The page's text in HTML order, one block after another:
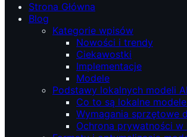
ŁowcyAI – Lokalne modele AI,
ŁowcyAI – Lokalne modele AI,
Strona Główna
Blog
Kategorie wpisów
Nowości i trendy
Ciekawostki
Implementacje
Modele
Podstawy lokalnych modeli AI
Co to są lokalne
Wymagania sprzętowe
Ochrona prywatności